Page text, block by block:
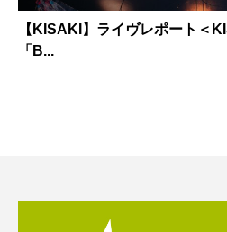
【KISAKI】ライヴレポート＜
「B...